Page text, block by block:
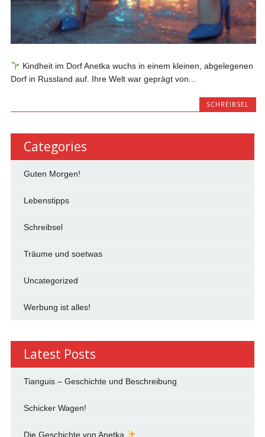
Kindheit im Dorf Anetka wuchs in einem kleinen, abgelegenen
Dorf in Russland auf. Ihre Welt war geprägt von...
SCHREIBSEL
Categories
Guten Morgen!
Lebenstipps
Schreibsel
Träume und soetwas
Uncategorized
Werbung ist alles!
Latest Posts
Tianguis – Geschichte und Beschreibung
Schicker Wagen!
Die Geschichte von Anetka